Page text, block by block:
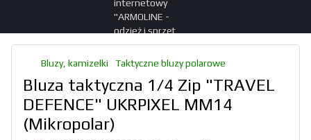
Bluzy, kamizelki Taktyczne bluzy polarowe
Bluza taktyczna 1/4 Zip "TRAVEL
DEFENCE" UKRPIXEL MM14
(Mikropolar)